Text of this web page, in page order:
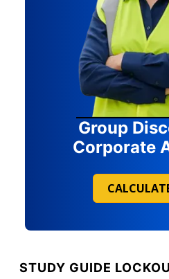
Group
Corporate
STUDY GUIDE